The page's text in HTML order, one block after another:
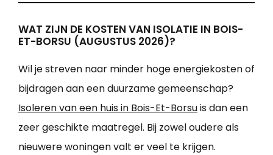
WAT ZIJN DE KOSTEN VAN ISOLATIE IN BOIS-
ET-BORSU (AUGUSTUS 2026)?
Wil je streven naar minder hoge energiekosten of
bijdragen aan een duurzame gemeenschap?
Isoleren van een huis in Bois-Et-Borsuis dan een
zeer geschikte maatregel. Bij zowel oudere als
nieuwere woningen valt er veel te krijgen.